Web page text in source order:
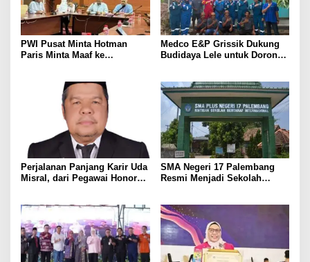
PWI Pusat Minta Hotman
Paris Minta Maaf ke
Medco E&P Grissik Dukung
Budidaya Lele untuk Dorong
Perjalanan Panjang Karir Uda
Misral, dari Pegawai Honorer
Eselon III
SMA Negeri 17 Palembang
Resmi Menjadi Sekolah